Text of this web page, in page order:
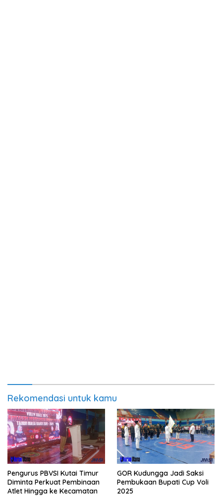
Rekomendasi untuk kamu
Pengurus PBVSI Kutai Timur
Diminta Perkuat Pembinaan
Atlet Hingga ke Kecamatan
GOR Kudungga Jadi Saksi
Pembukaan Bupati Cup Voli
2025